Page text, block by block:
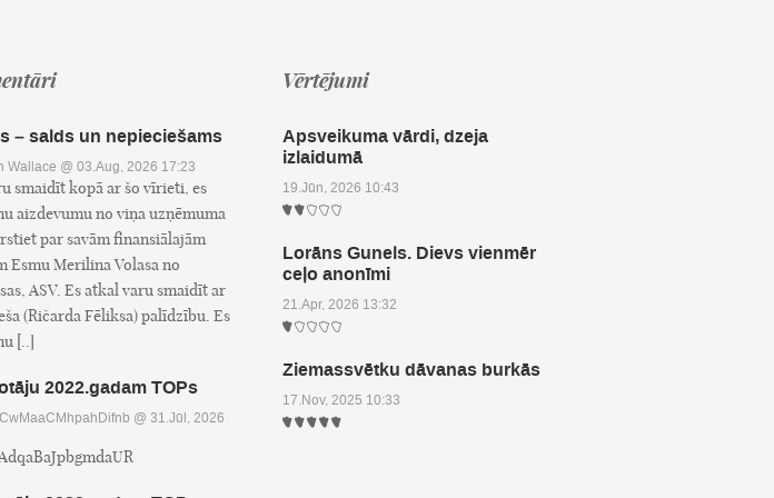
– salds un nepieciešams
Wallace @ 03.Aug, 2026 17:23
smaidīt kopā ar šo vīrieti, es
aizdevumu no viņa uzņēmuma
par savām finansiālajām
Esmu Merilina Volasa no
ASV. Es atkal varu smaidīt ar
(Ričarda Fēliksa) palīdzību. Es
[..]
2022.gadam TOPs
@ 31.Jūl, 2026
Vērtējumi
Apsveikuma vārdi, dzeja
izlaidumā
19.Jūn, 2026 10:43
Lorāns Gunels. Dievs vienmēr
ceļo anonīmi
21.Apr, 2026 13:32
Ziemassvētku dāvanas burkās
17.Nov, 2025 10:33